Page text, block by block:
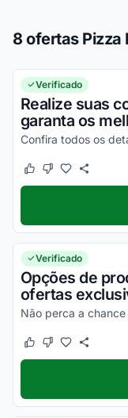
8 ofertas Pizza
Verificado
Realize suas
garanta os
Este cupom
Este cupom não
Verificado
Opções de
ofertas
Este cupom
Este cupom não